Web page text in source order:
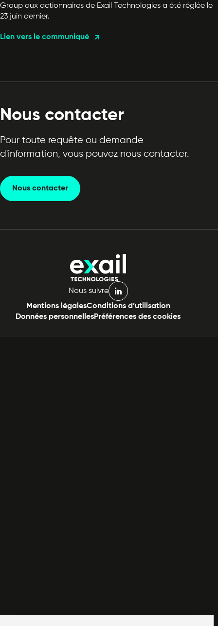
Group aux actionnaires de Exail Technologies a été réglée le
23 juin dernier.
Lien vers le communiqué
Nous contacter
Pour toute requête ou demande
d'information, vous pouvez nous contacter.
Nous contacter
Nous suivre
linkedin
Mentions légalesConditions d’utilisation
Données personnellesPréférences des cookies